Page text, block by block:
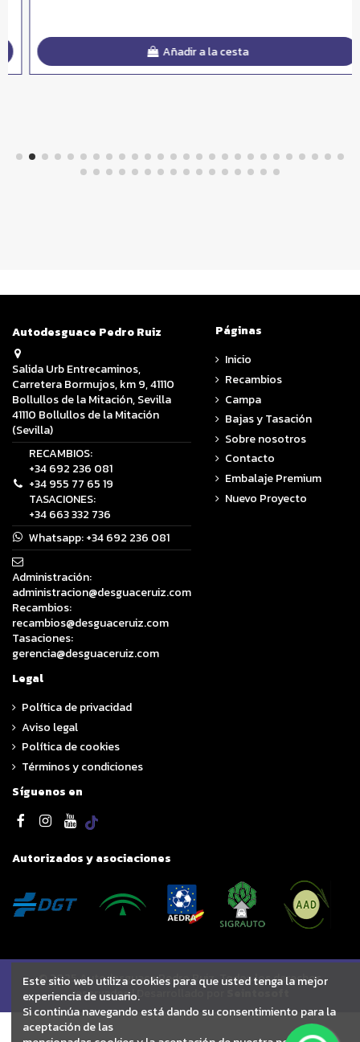
Añadir a la cesta
Autodesguace Pedro Ruiz
Salida Urb Entrecaminos,
Carretera Bormujos, km 9, 41110
Bollullos de la Mitación, Sevilla
41110 Bollullos de la Mitación
(Sevilla)
RECAMBIOS:
+34 692 236 081
+34 955 77 65 19
TASACIONES:
+34 663 332 736
Whatsapp:+34 692 236 081
Administración:
administracion@desguaceruiz.com
Recambios:
recambios@desguaceruiz.com
Tasaciones:
gerencia@desguaceruiz.com
Páginas
Inicio
Recambios
Campa
Bajas y Tasación
Sobre nosotros
Contacto
Embalaje Premium
Nuevo Proyecto
Legal
Política de privacidad
Aviso legal
Política de cookies
Términos y condiciones
Síguenos en
Autorizados y asociaciones
© 2025 Autodesguace Pedro Ruiz. Todos los derechos
reservados | Desarrollado por
Este sitio web utiliza cookies para que usted tenga la mejor
experiencia de usuario.
Si continúa navegando está dando su consentimiento para la
aceptación de las